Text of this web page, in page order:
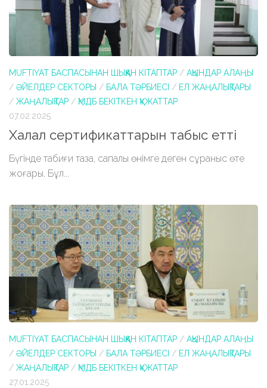
MUFTIYAT БАСПАСЫНАН ШЫҚҚАН КІТАПТАР / АҚЫНДАР АЛАҢЫ
/ ӘЙЕЛДЕР СЕКТОРЫ / БАЛА ТӘРБИЕСІ / ЕЛ ЖАҢАЛЫҚТАРЫ
/ ЖАҢАЛЫҚТАР / ҚМДБ БЕКІТКЕН ҚҰЖАТТАР
07.02.2025
Халал сертификаттарын табыс етті
Бүгінде табиғи таза, сапалы өнімге деген сұраныс өте
жоғары. Бұл...
MUFTIYAT БАСПАСЫНАН ШЫҚҚАН КІТАПТАР / АҚЫНДАР АЛАҢЫ
/ ӘЙЕЛДЕР СЕКТОРЫ / БАЛА ТӘРБИЕСІ / ЕЛ ЖАҢАЛЫҚТАРЫ
/ ЖАҢАЛЫҚТАР / ҚМДБ БЕКІТКЕН ҚҰЖАТТАР
27.01.2025